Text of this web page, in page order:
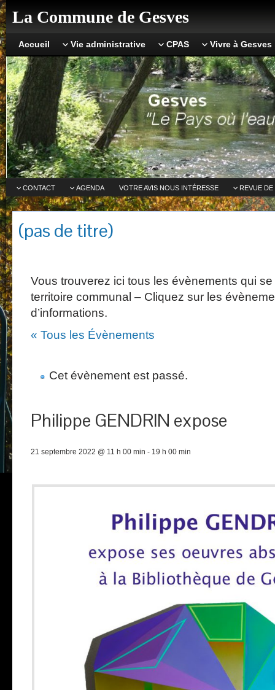
La Commune de Gesves
Accueil Vie administrative CPAS Vivre à Gesves
CONTACT AGENDA VOTRE AVIS NOUS INTÉRESSE REVUE DE
(pas de titre)
Vous trouverez ici tous les évènements qui
territoire communal – Cliquez sur les
d’informations.
« Tous les Évènements
Cet évènement est passé.
Philippe GENDRIN expose
21 septembre 2022 @ 11 h 00 min - 19 h 00 min